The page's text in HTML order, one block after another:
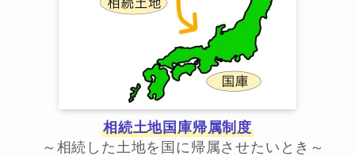
相続土地国庫帰属制度
～相続した土地を国に帰属させたいとき～